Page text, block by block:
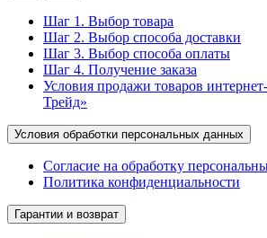
Шаг 1. Выбор товара
Шаг 2. Выбор способа доставки
Шаг 3. Выбор способа оплаты
Шаг 4. Получение заказа
Условия продажи товаров
Трейд»
Условия обработки персональных данных
Согласие на обработку
Политика конфиденциальности
Гарантии и возврат